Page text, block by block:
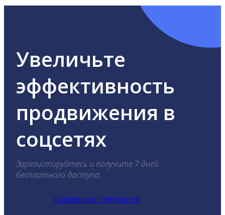
Увеличьте
эффективность
продвижения в
соцсетях
Зарегистируйтесь и получите 7 дней
бесплатного доступа.
Попробовать бесплатно